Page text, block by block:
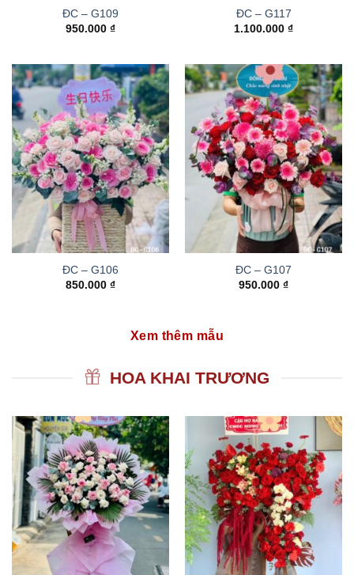
ĐC – G109
950.000 ₫
ĐC – G117
1.100.000 ₫
ĐC – G106
850.000 ₫
ĐC – G107
950.000 ₫
Xem thêm mẫu
HOA KHAI TRƯƠNG